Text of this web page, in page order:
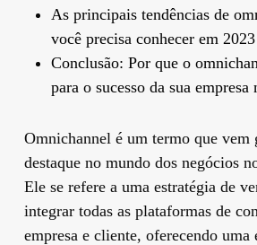
As principais tendências de
você precisa conhecer em 2023
Conclusão: Por que o
para o sucesso da sua
Omnichannel é um termo que vem
destaque no mundo dos negócios
Ele se refere a uma estratégia de
integrar todas as plataformas de
empresa e cliente, oferecendo uma